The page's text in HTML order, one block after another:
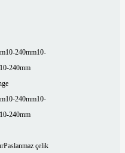
10-240mm10-
10-240mm
10-240mm10-
10-240mm
Paslanmaz çelik